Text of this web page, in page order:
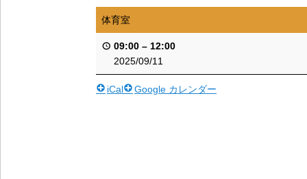
体育室
09:00 – 12:00
2025/09/11
iCal Google カレンダー